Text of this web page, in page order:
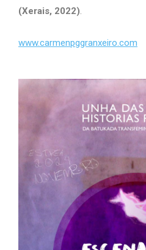
(Xerais, 2022).
www.carmenpggranxeiro.com